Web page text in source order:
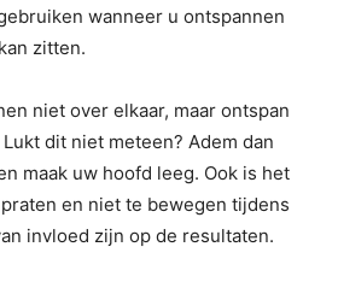
wanneer u ontspannen
zitten.
niet over elkaar, maar ontspan
dit niet meteen? Adem dan
maak uw hoofd leeg. Ook is het
en niet te bewegen tijdens
invloed zijn op de resultaten.